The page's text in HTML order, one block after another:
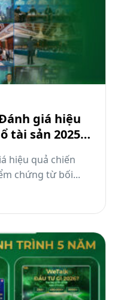
giá hiệu
tài sản 2025:
hiệu quả chiến
chứng từ bối...